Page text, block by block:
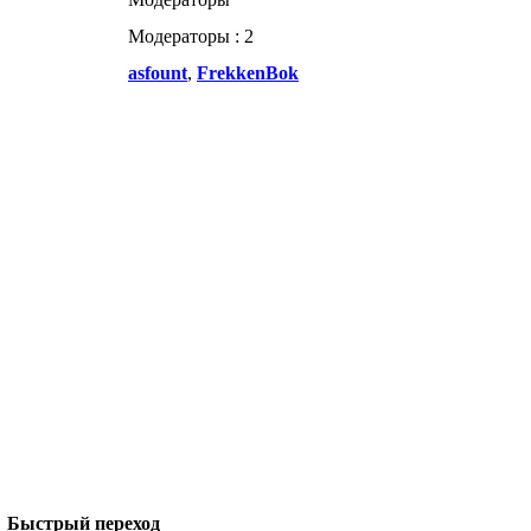
Модераторы : 2
asfount, FrekkenBok
Быстрый переход